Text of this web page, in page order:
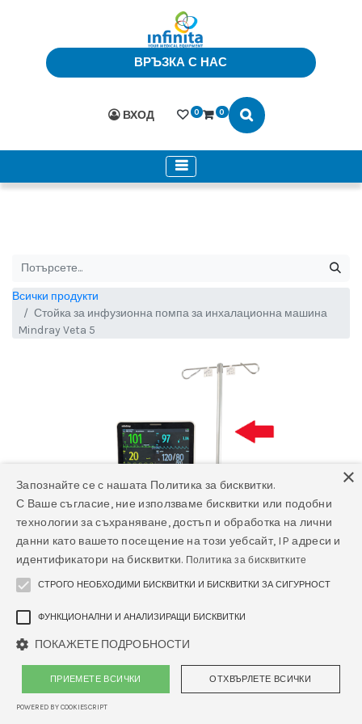
ВРЪЗКА С НАС
ВХОД 0 0
Всички продукти
Стойка за инфузионна помпа за инхалационна машина
Mindray Veta 5
Стойка за инфузионна помпа за
инхалационна машина Mindray Veta
×
Запознайте се с нашата Политика за бисквитки.
С Ваше съгласие, ние използваме бисквитки или подобни
технологии за съхраняване, достъп и обработка на лични
данни като вашето посещение на този уебсайт, IP адреси и
идентификатори на бисквитки. Политика за бисквитките
СТРОГО НЕОБХОДИМИ БИСКВИТКИ И БИСКВИТКИ ЗА СИГУРНОСТ
ФУНКЦИОНАЛНИ И АНАЛИЗИРАЩИ БИСКВИТКИ
ПОКАЖЕТЕ ПОДРОБНОСТИ
ПРИЕМЕТЕ ВСИЧКИ ОТХВЪРЛЕТЕ ВСИЧКИ
POWERED BY COOKIESCRIPT